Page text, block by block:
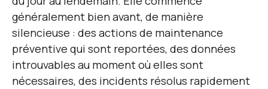
généralement bien avant, de manière
silencieuse : des actions de maintenance
préventive qui sont reportées, des données
introuvables au moment où elles sont
nécessaires, des incidents résolus rapidement